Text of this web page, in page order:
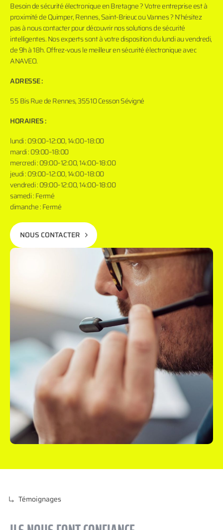
Besoin de sécurité électronique en Bretagne ? Votre entreprise est à
proximité de Quimper, Rennes, Saint-Brieuc ou Vannes ? N’hésitez
pas à nous contacter pour découvrir nos solutions de sécurité
intelligentes. Nos experts sont à votre disposition du lundi au vendredi,
de 9h à 18h. Offrez-vous le meilleur en sécurité électronique avec
ANAVEO.
ADRESSE :
55 Bis Rue de Rennes, 35510 Cesson Sévigné
HORAIRES :
lundi : 09:00–12:00, 14:00–18:00
mardi : 09:00–18:00
mercredi : 09:00–12:00, 14:00–18:00
jeudi : 09:00–12:00, 14:00–18:00
vendredi : 09:00–12:00, 14:00–18:00
samedi : Fermé
dimanche : Fermé
NOUS CONTACTER
Témoignages